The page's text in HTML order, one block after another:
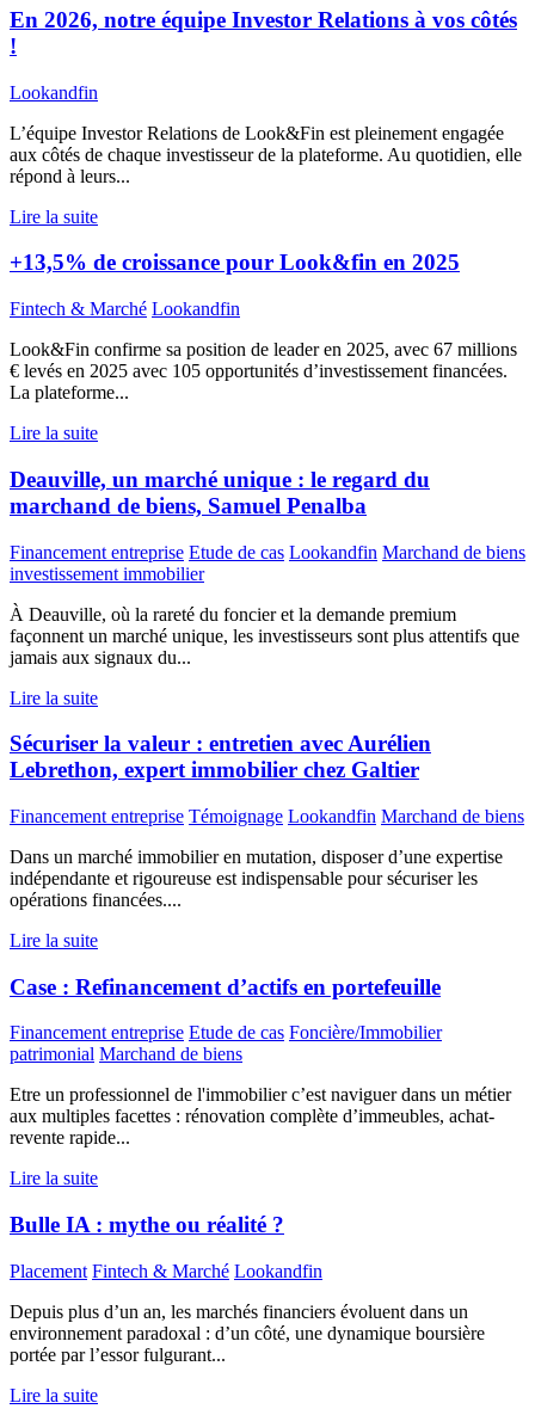
En 2026, notre équipe Investor Relations à vos côtés
!
Lookandfin
L’équipe Investor Relations de Look&Fin est pleinement engagée
aux côtés de chaque investisseur de la plateforme. Au quotidien, elle
répond à leurs...
Lire la suite
+13,5% de croissance pour Look&fin en 2025
Fintech & Marché Lookandfin
Look&Fin confirme sa position de leader en 2025, avec 67 millions
€ levés en 2025 avec 105 opportunités d’investissement financées.
La plateforme...
Lire la suite
Deauville, un marché unique : le regard du
marchand de biens, Samuel Penalba
Financement entreprise Etude de cas Lookandfin Marchand de biens
investissement immobilier
À Deauville, où la rareté du foncier et la demande premium
façonnent un marché unique, les investisseurs sont plus attentifs que
jamais aux signaux du...
Lire la suite
Sécuriser la valeur : entretien avec Aurélien
Lebrethon, expert immobilier chez Galtier
Financement entreprise Témoignage Lookandfin Marchand de biens
Dans un marché immobilier en mutation, disposer d’une expertise
indépendante et rigoureuse est indispensable pour sécuriser les
opérations financées....
Lire la suite
Case : Refinancement d’actifs en portefeuille
Financement entreprise Etude de cas Foncière/Immobilier
patrimonial Marchand de biens
Etre un professionnel de l'immobilier c’est naviguer dans un métier
aux multiples facettes : rénovation complète d’immeubles, achat-
revente rapide...
Lire la suite
Bulle IA : mythe ou réalité ?
Placement Fintech & Marché Lookandfin
Depuis plus d’un an, les marchés financiers évoluent dans un
environnement paradoxal : d’un côté, une dynamique boursière
portée par l’essor fulgurant...
Lire la suite